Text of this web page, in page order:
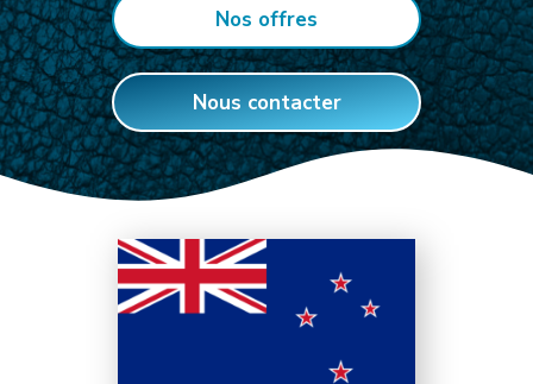
Nos offres
Nous contacter